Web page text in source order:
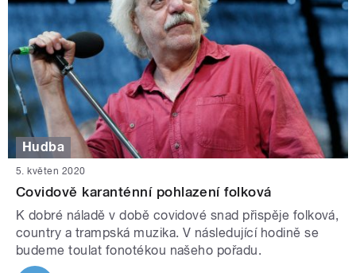
Hudba
5. květen 2020
Covidově karanténní pohlazení folková
K dobré náladě v době covidové snad přispěje folková,
country a trampská muzika. V následující hodině se
budeme toulat fonotékou našeho pořadu.